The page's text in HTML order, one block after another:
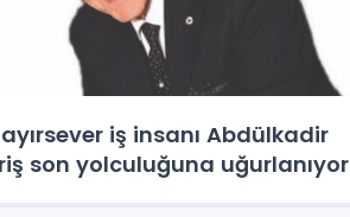
iş insanı Abdülkadir
son yolculuğuna uğurlanıyor